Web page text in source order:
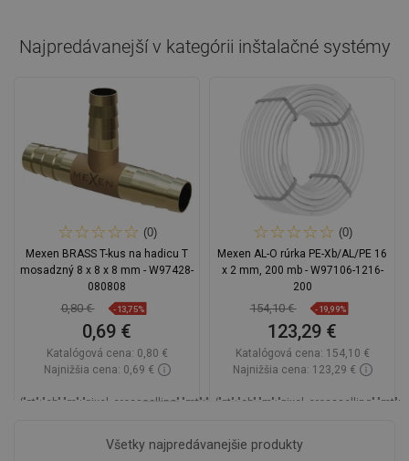
Najpredávanejší v kategórii inštalačné systémy
(0)
Mexen BRASS T-kus na hadicu T
mosadzný 8 x 8 x 8 mm - W97428-
080808
0,80 € -13,75%
0,69 €
Katalógová cena: 0,80 €
Najnižšia cena: 0,69 €
_LSCESIEND_
(0)
Mexen AL-O rúrka PE-Xb/AL/PE 16
x 2 mm, 200 mb - W97106-1216-
200
154,10 € -19,99%
123,29 €
Katalógová cena: 154,10 €
Najnižšia cena: 123,29 €
Všetky najpredávanejšie produkty